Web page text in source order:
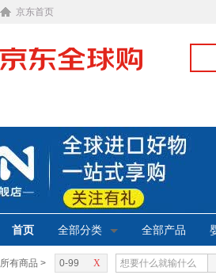
京东首页
首页 全部分类 全部产品
所有商品 > X
0-99